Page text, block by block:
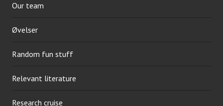
Our team
Øvelser
Random fun stuff
Relevant literature
Research cruise